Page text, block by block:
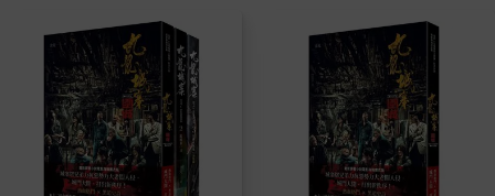
小區雖小，但居民倒不少。除了售賣薯片啤酒汽水，店裡最馳
名搶手的就是由我親手炮製的腸粉。價錢便宜、口感嫩滑、混醬
滋味，後來慢慢知道的人多了，就有了一批街坊熟客。
「阿浪，一包紅萬，一支可樂！」
「我正在忙，你自己取，記得付錢！」
男人前腳走，另一個女生後腳進來：「老闆，我取了一杯雪
糕，錢放在這裡。」她把錢放在雪櫃旁的桌面上。